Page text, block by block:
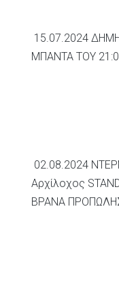
15.07.2024
ΜΠΑΝΤΑ ΤΟΥ
02.08.2024
Αρχίλοχος
ΒΡΑΝΑ